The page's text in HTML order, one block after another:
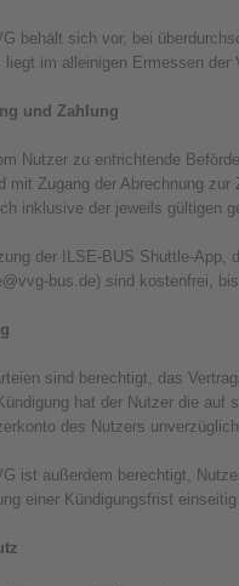
sich vor, bei
liegt im alleinigen Ermessen der
und Zahlung
zu entrichtende
mit Zugang der Abrechnung
inklusive der jeweils gültigen
der ILSE-BUS Shuttle-App,
bus.de) sind kostenfrei,
sind berechtigt, das
hat der Nutzer die auf
des Nutzers
außerdem berechtigt,
einer Kündigungsfrist